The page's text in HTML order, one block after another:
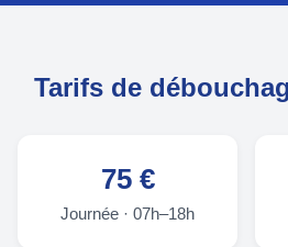
Tarifs de
75 €
Journée · 07h–18h